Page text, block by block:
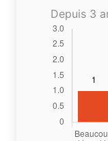
Depuis 3